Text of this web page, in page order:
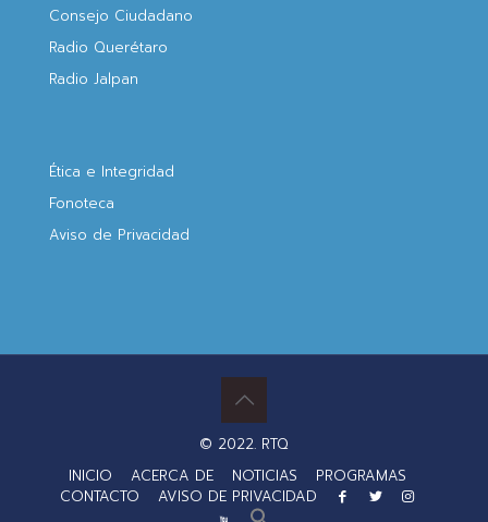
Consejo Ciudadano
Radio Querétaro
Radio Jalpan
Ética e Integridad
Fonoteca
Aviso de Privacidad
© 2022. RTQ
INICIO
ACERCA DE NOTICIAS
PROGRAMAS
CONTACTO
AVISO DE PRIVACIDAD